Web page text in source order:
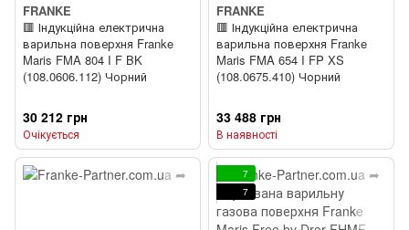
FRANKE
🟥 Індукційна електрична
варильна поверхня Franke
Maris FMA 804 I F BK
(108.0606.112) Чорний
30 212 грн
Очікується
FRANKE
🟥 Індукційна електрична
варильна поверхня Franke
Maris FMA 654 I FP XS
(108.0675.410) Чорний
33 488 грн
В наявності
7
7